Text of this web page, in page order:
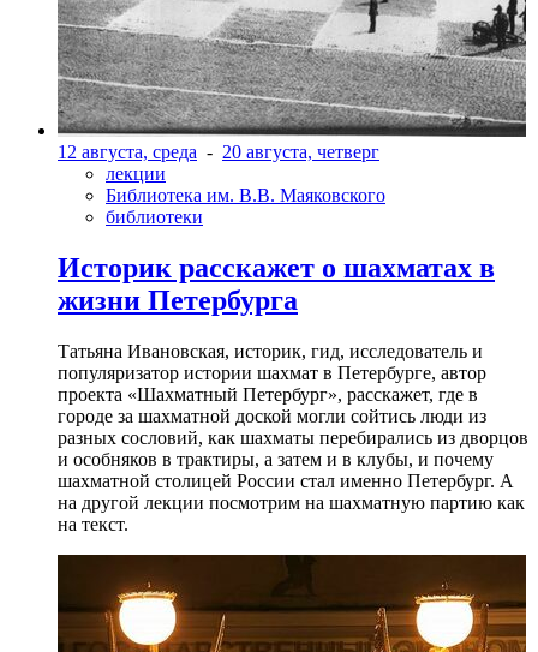
12 августа, среда - 20 августа, четверг
лекции
Библиотека им. В.В. Маяковского
библиотеки
Историк расскажет о шахматах в
жизни Петербурга
Татьяна Ивановская, историк, гид, исследователь и
популяризатор истории шахмат в Петербурге, автор
проекта «Шахматный Петербург», расскажет, где в
городе за шахматной доской могли сойтись люди из
разных сословий, как шахматы перебирались из дворцов
и особняков в трактиры, а затем и в клубы, и почему
шахматной столицей России стал именно Петербург. А
на другой лекции посмотрим на шахматную партию как
на текст.